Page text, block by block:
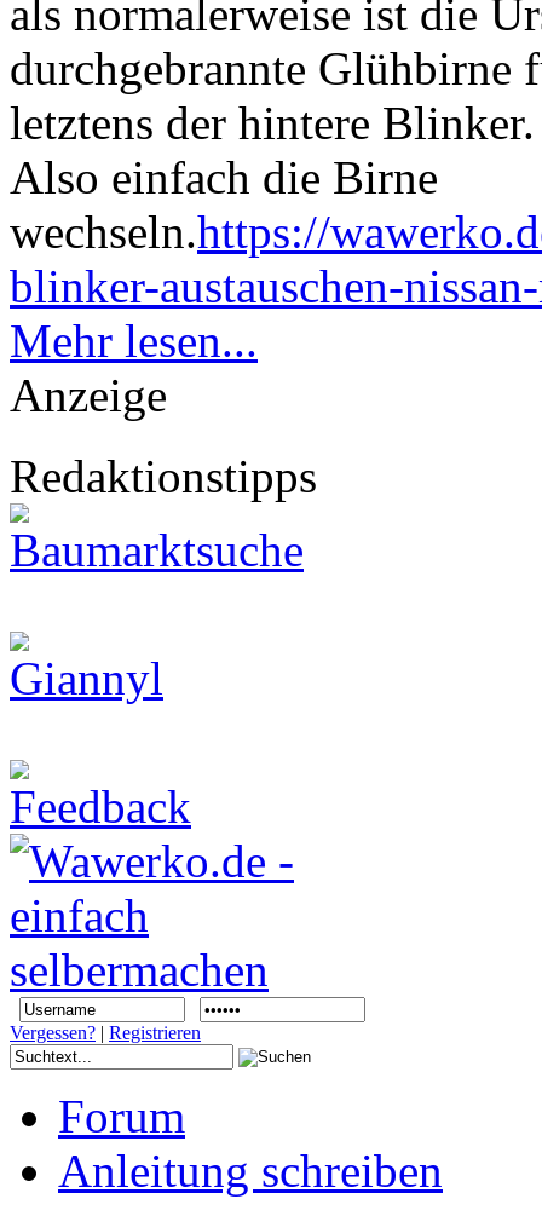
als normalerweise ist die
durchgebrannte Glühbirne
letztens der hintere
Also einfach die Birne
wechseln.https://
blinker-austauschen-
Mehr lesen...
Anzeige
Redaktionstipps
Vergessen? | Registrieren
Forum
Anleitung schreiben